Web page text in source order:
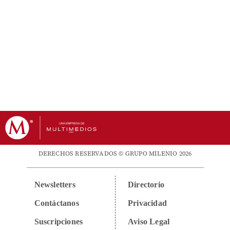
DERECHOS RESERVADOS © GRUPO MILENIO 2026
Newsletters
Contáctanos
Suscripciones
Directorio
Privacidad
Aviso Legal